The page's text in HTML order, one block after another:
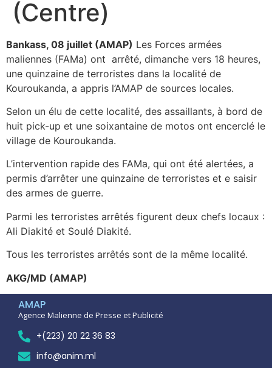
(Centre)
Bankass, 08 juillet (AMAP) Les Forces armées
maliennes (FAMa) ont arrêté, dimanche vers 18 heures,
une quinzaine de terroristes dans la localité de
Kouroukanda, a appris l’AMAP de sources locales.
Selon un élu de cette localité, des assaillants, à bord de
huit pick-up et une soixantaine de motos ont encerclé le
village de Kouroukanda.
L’intervention rapide des FAMa, qui ont été alertées, a
permis d’arrêter une quinzaine de terroristes et e saisir
des armes de guerre.
Parmi les terroristes arrêtés figurent deux chefs locaux :
Ali Diakité et Soulé Diakité.
Tous les terroristes arrêtés sont de la même localité.
AKG/MD (AMAP)
AMAP
Agence Malienne de Presse et Publicité
+(223) 20 22 36 83
info@anim.ml